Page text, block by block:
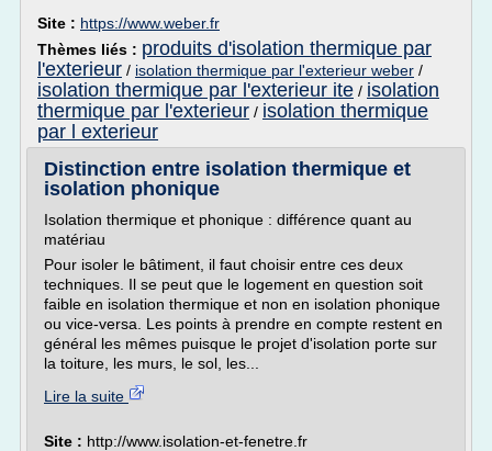
Site : https://www.weber.fr
Thèmes liés : produits d'isolation thermique par
l'exterieur / isolation thermique par l'exterieur weber /
isolation thermique par l'exterieur ite / isolation
thermique par l'exterieur / isolation thermique
par l exterieur
Distinction entre isolation thermique et
isolation phonique
Isolation thermique et phonique : différence quant au
matériau
Pour isoler le bâtiment, il faut choisir entre ces deux
techniques. Il se peut que le logement en question soit
faible en isolation thermique et non en isolation phonique
ou vice-versa. Les points à prendre en compte restent en
général les mêmes puisque le projet d'isolation porte sur
la toiture, les murs, le sol, les...
Lire la suite
Site : http://www.isolation-et-fenetre.fr